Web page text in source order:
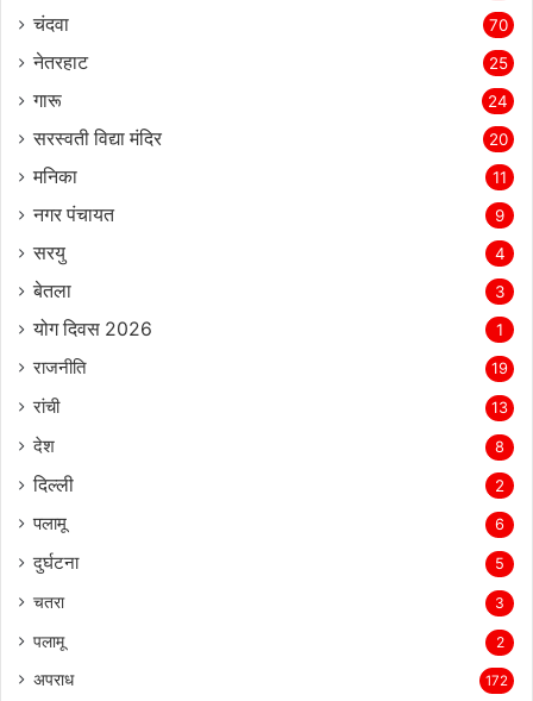
चंदवा 70
नेतरहाट 25
गारू 24
सरस्‍वती विद्या मंदिर 20
मनिका 11
नगर पंचायत 9
सरयु 4
बेतला 3
योग दिवस 2026 1
राजनीति 19
रांची 13
देश 8
दिल्‍ली 2
पलामू 6
दुर्घटना 5
चतरा 3
पलामू 2
अपराध 172